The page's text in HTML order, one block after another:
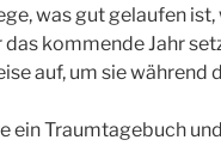
was gut gelaufen ist,
das kommende Jahr
auf, um sie während
ein Traumtagebuch